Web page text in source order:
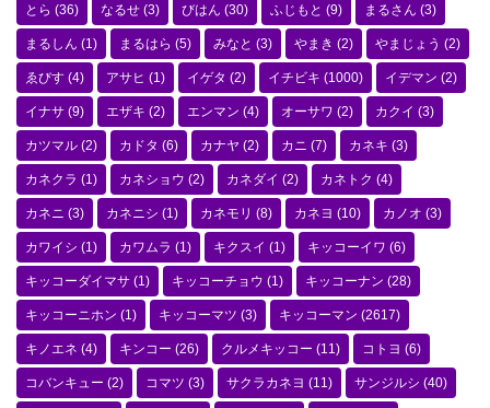
とら (36) なるせ (3) びはん (30) ふじもと (9) まるさん (3)
まるしん (1) まるはら (5) みなと (3) やまき (2) やまじょう (2)
ゑびす (4) アサヒ (1) イゲタ (2) イチビキ (1000) イデマン (2)
イナサ (9) エザキ (2) エンマン (4) オーサワ (2) カクイ (3)
カツマル (2) カドタ (6) カナヤ (2) カニ (7) カネキ (3)
カネクラ (1) カネショウ (2) カネダイ (2) カネトク (4)
カネニ (3) カネニシ (1) カネモリ (8) カネヨ (10) カノオ (3)
カワイシ (1) カワムラ (1) キクスイ (1) キッコーイワ (6)
キッコーダイマサ (1) キッコーチョウ (1) キッコーナン (28)
キッコーニホン (1) キッコーマツ (3) キッコーマン (2617)
キノエネ (4) キンコー (26) クルメキッコー (11) コトヨ (6)
コバンキュー (2) コマツ (3) サクラカネヨ (11) サンジルシ (40)